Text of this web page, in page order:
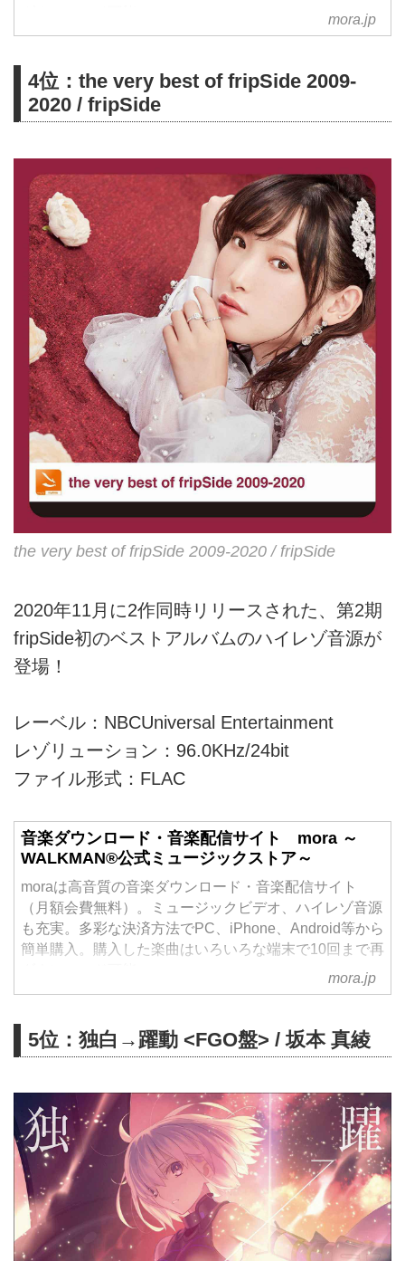
mora.jp
4位：the very best of fripSide 2009-
2020 / fripSide
the very best of fripSide 2009-2020 / fripSide
2020年11月に2作同時リリースされた、第2期
fripSide初のベストアルバムのハイレゾ音源が
登場！
レーベル：NBCUniversal Entertainment
レゾリューション：96.0KHz/24bit
ファイル形式：FLAC
音楽ダウンロード・音楽配信サイト mora ～
WALKMAN®公式ミュージックストア～
moraは高音質の音楽ダウンロード・音楽配信サイト
（月額会費無料）。ミュージックビデオ、ハイレゾ音源
も充実。多彩な決済方法でPC、iPhone、Android等から
簡単購入。購入した楽曲はいろいろな端末で10回まで再
mora.jp
5位：独白→躍動 <FGO盤> / 坂本 真綾